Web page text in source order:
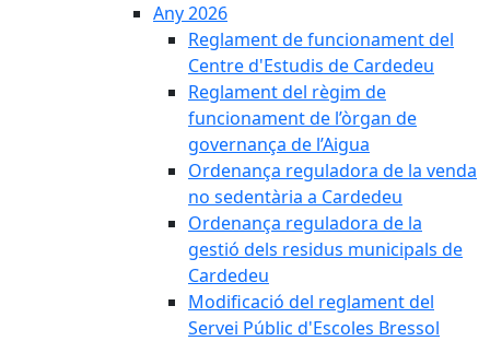
Any 2026
Reglament de funcionament del
Centre d'Estudis de Cardedeu
Reglament del règim de
funcionament de l’òrgan de
governança de l’Aigua
Ordenança reguladora de la venda
no sedentària a Cardedeu
Ordenança reguladora de la
gestió dels residus municipals de
Cardedeu
Modificació del reglament del
Servei Públic d'Escoles Bressol